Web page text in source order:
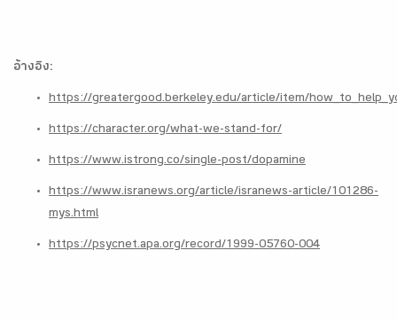
อ้างอิง:
https://greatergood.berkeley.edu/article/item/
https://character.org/what-we-stand-for/
https://www.istrong.co/single-post/dopamine
https://www.isranews.org/article/isranews-article/101286-
mys.html
https://psycnet.apa.org/record/1999-05760-004